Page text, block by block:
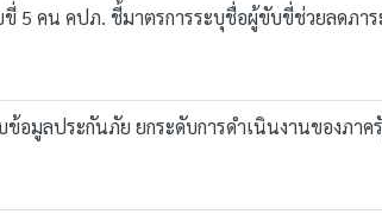
5 คน คปภ. ชี้มาตรการระบุชื่อผู้ขับขี่ช่วยลดภาร
อมูลประกันภัย ยกระดับการดำเนินงานของภา